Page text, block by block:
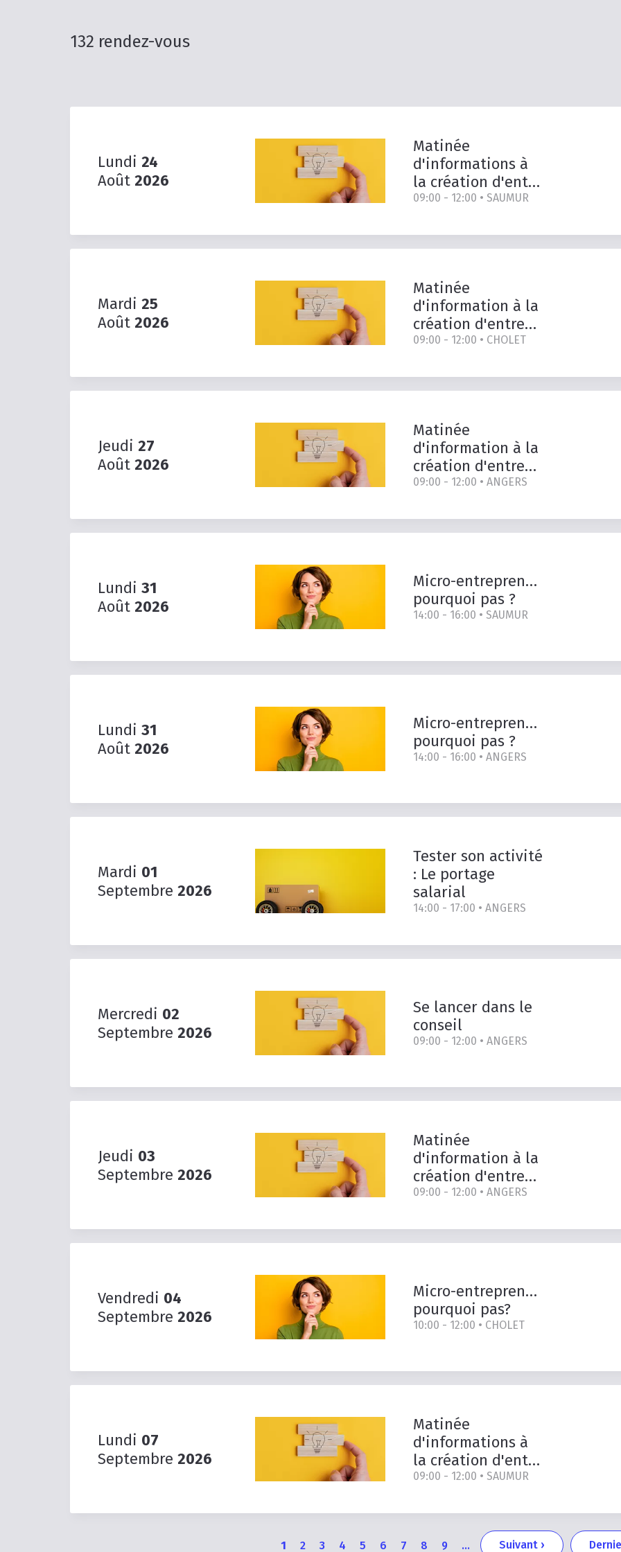
132 rendez-vous
Lundi 24
Août 2026
Matinée
d'informations à
la création d'entreprise
09:00 - 12:00 • SAUMUR
Mardi 25
Août 2026
Matinée
d'information à la
création d'entreprise
09:00 - 12:00 • CHOLET
Jeudi 27
Août 2026
Matinée
d'information à la
création d'entreprise
09:00 - 12:00 • ANGERS
Lundi 31
Août 2026
Micro-entrepreneur,
pourquoi pas ?
14:00 - 16:00 • SAUMUR
Lundi 31
Août 2026
Micro-entrepreneur
pourquoi pas ?
14:00 - 16:00 • ANGERS
Mardi 01
Septembre 2026
Tester son activité
: Le portage
salarial
14:00 - 17:00 • ANGERS
Mercredi 02
Septembre 2026
Se lancer dans le
conseil
09:00 - 12:00 • ANGERS
Jeudi 03
Septembre 2026
Matinée
d'information à la
création d'entreprise
09:00 - 12:00 • ANGERS
Vendredi 04
Septembre 2026
Micro-entrepreneur,
pourquoi pas?
10:00 - 12:00 • CHOLET
Lundi 07
Septembre 2026
Matinée
d'informations à
la création d'entreprise -
09:00 - 12:00 • SAUMUR
Page
1 Page
2 Page
3 Page
4 Page
5 Page
6 Page
7 Page
8 Page
9 … Page
Suivant ›